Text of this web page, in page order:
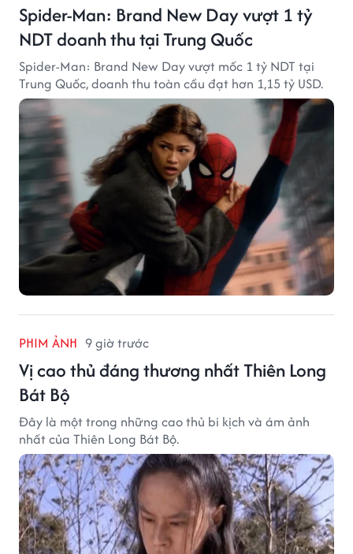
Spider-Man: Brand New Day vượt 1 tỷ
NDT doanh thu tại Trung Quốc
Spider-Man: Brand New Day vượt mốc 1 tỷ NDT tại
Trung Quốc, doanh thu toàn cầu đạt hơn 1,15 tỷ USD.
PHIM ẢNH 9 giờ trước
Vị cao thủ đáng thương nhất Thiên Long
Bát Bộ
Đây là một trong những cao thủ bi kịch và ám ảnh
nhất của Thiên Long Bát Bộ.